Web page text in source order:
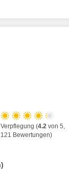
Verpflegung (4.2 von 5,
121 Bewertungen)